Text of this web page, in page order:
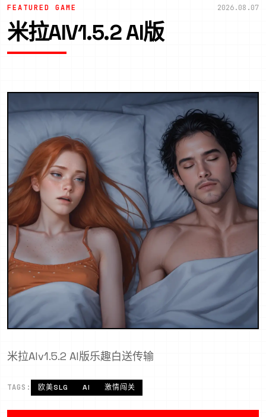
FEATURED GAME 2026.08.07
米拉AIV1.5.2 AI版
米拉AIv1.5.2 AI版乐趣白送传输
TAGS: 欧美SLG AI 激情闯关